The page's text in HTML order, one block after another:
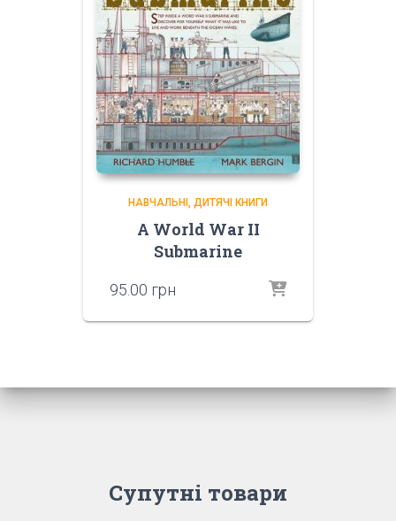
НАВЧАЛЬНІ ДИТЯЧІ КНИГИ
A World War II
Submarine
95.00 грн
Супутні товари